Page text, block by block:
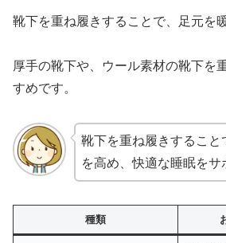
靴下を重ね履きすることで、足元を
厚手の靴下や、ウール素材の靴下を
すめです。
靴下を重ね履きすること
を高め、快適な睡眠をサ
種類